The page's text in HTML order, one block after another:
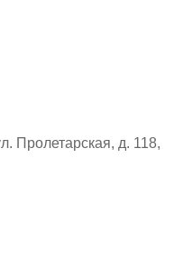
Пролетарская, д. 118,